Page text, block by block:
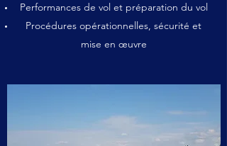
Performances de vol et préparation du vol
Procédures opérationnelles, sécurité et
mise en œuvre